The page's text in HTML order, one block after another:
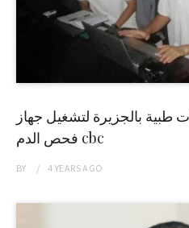
طبية بالجزيرة لتشغيل جهاز
فحص الدم cbc
BY 4 YEARSAGO